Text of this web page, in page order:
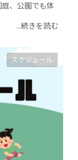
、公園でも体
...続きを読む
スケジュール